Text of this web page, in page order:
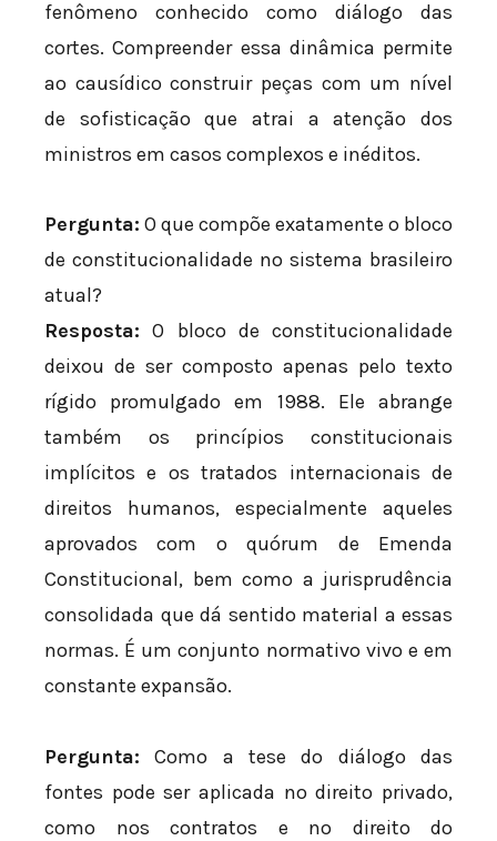
fenômeno conhecido como diálogo das
cortes. Compreender essa dinâmica permite
ao causídico construir peças com um nível
de sofisticação que atrai a atenção dos
ministros em casos complexos e inéditos.
Pergunta: O que compõe exatamente o bloco
de constitucionalidade no sistema brasileiro
atual?
Resposta: O bloco de constitucionalidade
deixou de ser composto apenas pelo texto
rígido promulgado em 1988. Ele abrange
também os princípios constitucionais
implícitos e os tratados internacionais de
direitos humanos, especialmente aqueles
aprovados com o quórum de Emenda
Constitucional, bem como a jurisprudência
consolidada que dá sentido material a essas
normas. É um conjunto normativo vivo e em
constante expansão.
Pergunta: Como a tese do diálogo das
fontes pode ser aplicada no direito privado,
como nos contratos e no direito do